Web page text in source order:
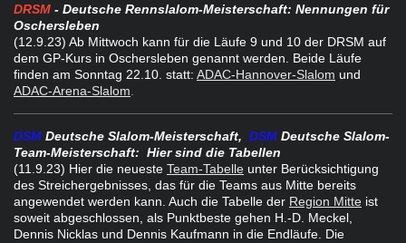
DRSM - Deutsche Rennslalom-Meisterschaft: Nennungen für
Oschersleben
(12.9.23) Ab Mittwoch kann für die Läufe 9 und 10 der DRSM auf
dem GP-Kurs in Oschersleben genannt werden.
Beide Läufe
finden am Sonntag 22.10. statt: ADAC-Hannover-Slalom und
ADAC-Arena-Slalom
DSM Deutsche Slalom-Meisterschaft, DSM Deutsche Slalom-
Team-Meisterschaft: Hier sind die Tabellen
(11.9.23) Hier die neueste Team-Tabelle unter Berücksichtigung
des Streichergebnisses, das für die Teams aus Mitte bereits
angewendet werden kann. Auch die Tabelle der Region Mitte ist
soweit abgeschlossen, als Punktbeste gehen H.-D. Meckel,
Dennis Nicklas und Dennis Kaufmann in die Endläufe. Die